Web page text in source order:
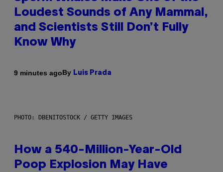
Loudest Sounds of Any Mammal,
and Scientists Still Don’t Fully
Know Why
9 minutes agoBy Luis Prada
PHOTO: DBENITOSTOCK / GETTY IMAGES
How a 540-Million-Year-Old
Poop Explosion May Have